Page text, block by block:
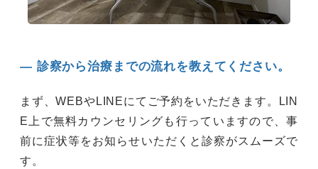
― 診察から治療までの流れを教えてください。
まず、WEBやLINEにてご予約をいただきます。LIN
E上で無料カウンセリングも行っていますので、事
前に症状等をお知らせいただくと診察がスムーズで
す。